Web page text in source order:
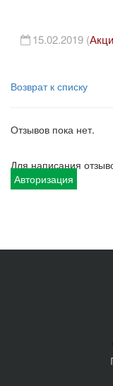
15.02.2019 (
Возврат к списку
Отзывов пока нет.
Для написания
Авторизация